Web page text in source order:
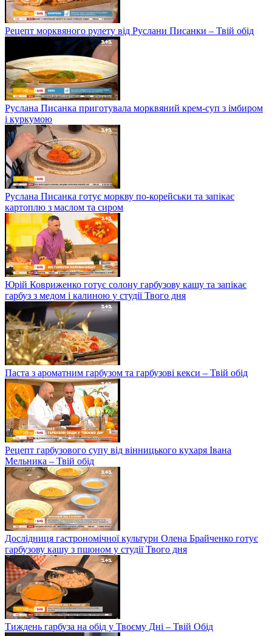
Рецепт морквяного рулету від Руслани Писанки – Твій обід
Руслана Писанка приготувала морквяний крем-суп з імбиром
і куркумою
Руслана Писанка готує моркву по-корейськи та запікає
картоплю з маслом та сиром
Юрій Ковриженко готує солону гарбузову кашу та запікає
гарбуз з медом і калиною у студії Твого дня
Паста з ароматним гарбузом та гарбузові кекси – Твій обід
Рецепт гарбузового супу від вінницького кухаря Івана
Мельника – Твій обід
Дослідниця гастрономічної культури Олена Брайченко готує
гарбузову кашу з пшоном у студії Твого дня
Тиждень гарбуза на обід у Твоєму Дні – Твій Обід